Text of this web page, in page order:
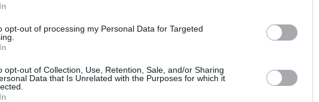
opt-out of processing my Personal Data for Targeted
opt-out of Collection, Use, Retention, Sale, and/or Sharing
Data that Is Unrelated with the Purposes for which it
να οραματιστούν και να πραγματοποιήσουν μεγάλης
στην Αθήνα στα τέλη της δεκαετίας του 1990, ο Γαβρίλος
συνέχισε να συνεργάζεται με κορυφαίους Έλληνες και διεθνείς
των ελληνικών περιπτέρων στη Μπιενάλε της Βενετίας και τη
Το 2013, μαζί με τη Γεωργία Κουσάρη, ίδρυσε την
συμβάλλει στην αποκέντρωση της τέχνης, με πιο πρόσφατη
Ίο.